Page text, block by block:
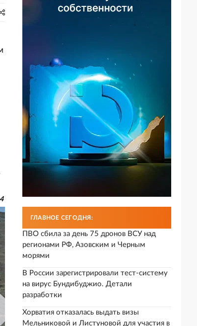
ГЛАВНОЕ СЕГОДНЯ:
ПВО сбила за день 75 дронов ВСУ над
регионами РФ, Азовским и Черным
морями
В России зарегистрировали тест-систему
на вирус Бундибуджио. Детали
разработки
Хорватия отказалась выдать визы
Мельниковой и Листуновой для участия в